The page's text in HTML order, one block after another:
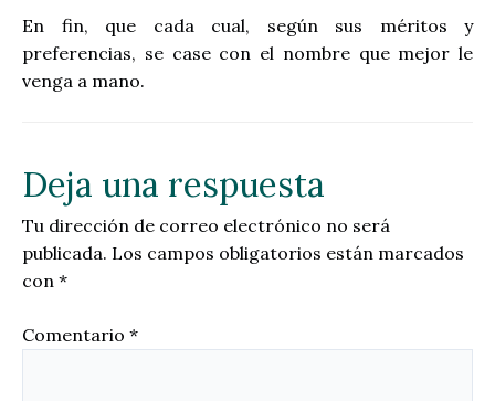
En fin, que cada cual, según sus méritos y
preferencias, se case con el nombre que mejor le
venga a mano.
Deja una respuesta
Tu dirección de correo electrónico no será
publicada. Los campos obligatorios están marcados
con *
Comentario *